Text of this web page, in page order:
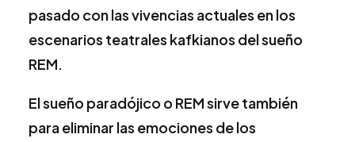
pasado con las vivencias actuales en los
escenarios teatrales kafkianos del sueño
REM.
El sueño paradójico o REM sirve también
para eliminar las emociones de los